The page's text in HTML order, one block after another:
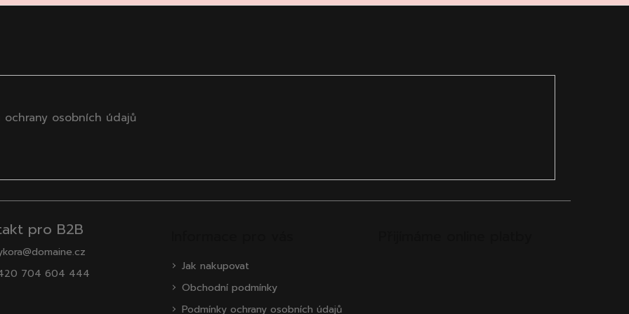
ochrany osobních údajů
pro B2B
704 604 444
Jak nakupovat
Obchodní podmínky
Podmínky ochrany osobních údajů